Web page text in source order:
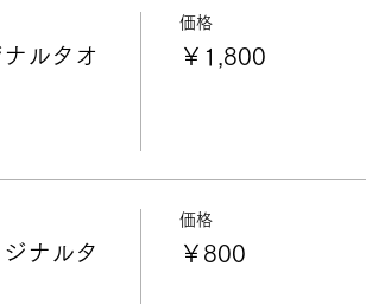
ルタオ
価格
￥1,800
ナルタ
価格
￥800